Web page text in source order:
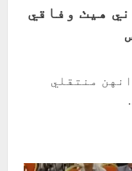
هيٺ وفاقي
منتقلي